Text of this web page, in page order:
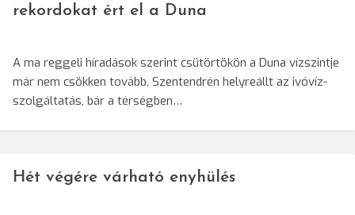
rekordokat ért el a Duna
A ma reggeli híradások szerint csütörtökön a Duna vízszintje
már nem csökken tovább, Szentendrén helyreállt az ivóvíz-
szolgáltatás, bár a térségben…
Hét végére várható enyhülés